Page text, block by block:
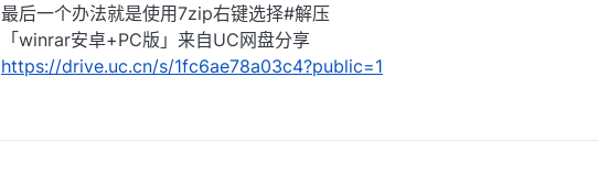
最后一个办法就是使用7zip右键选择#解压
「winrar安卓+PC版」来自UC网盘分享
https://drive.uc.cn/s/1fc6ae78a03c4?public=1